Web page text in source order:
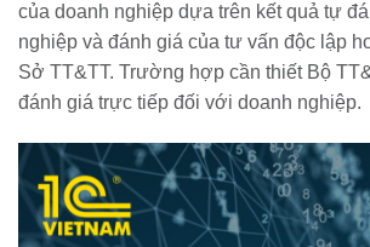
của doanh nghiệp dựa trên kết quả tự
nghiệp và đánh giá của tư vấn độc lập
Sở TT&TT. Trường hợp cần thiết Bộ
đánh giá trực tiếp đối với doanh nghiệp.